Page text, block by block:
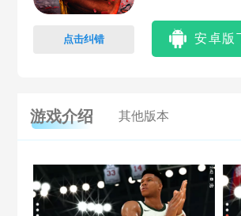
点击纠错 安卓版
游戏介绍 其他版本